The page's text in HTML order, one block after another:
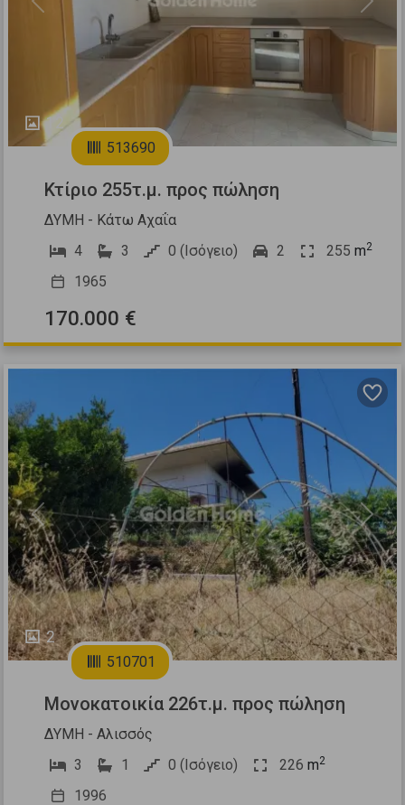
12
Previous Next
513690
Κτίριο 255τ.μ. προς πώληση
ΔΥΜΗ - Κάτω Αχαΐα
4
3 0 (Ισόγειο) 2 255 m2
1965
170.000 €
2
Previous Next
510701
Μονοκατοικία 226τ.μ. προς πώληση
ΔΥΜΗ - Αλισσός
3
1 0 (Ισόγειο) 226 m2
1996